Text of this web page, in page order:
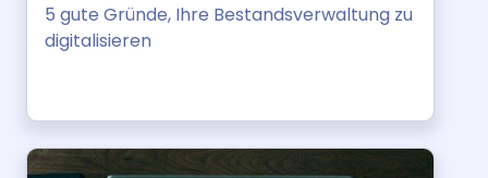
5 gute Gründe, Ihre Bestandsverwaltung zu
digitalisieren